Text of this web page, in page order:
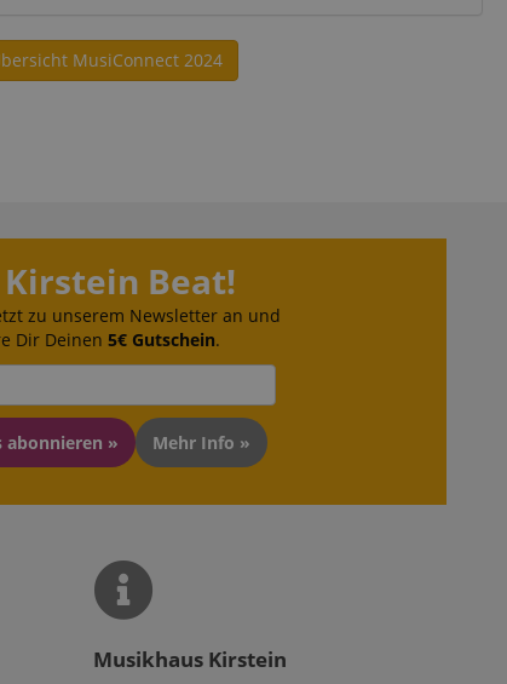
MusiConnect 2024
Beat!
zu unserem Newsletter an und
Dir Deinen 5€ Gutschein.
abonnieren » Mehr Info »
Musikhaus Kirstein
(what